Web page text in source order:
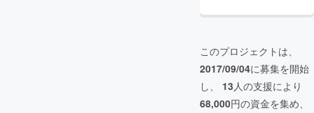
このプロジェクトは、
2017/09/04に募集を開始
し、 13人の支援により
68,000円の資金を集め、